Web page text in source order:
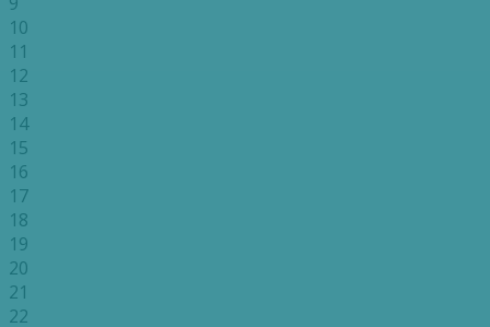
10
11
12
13
14
15
16
17
18
19
20
21
22